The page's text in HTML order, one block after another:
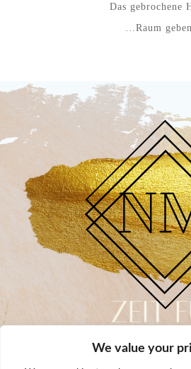
We value your
Das gebrochene
…Raum geben
Follow me